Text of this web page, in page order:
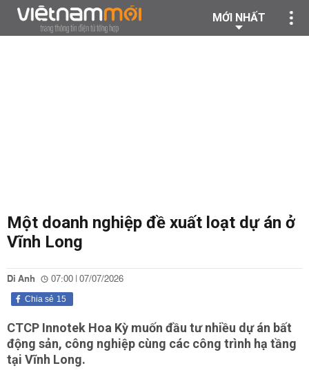
MỚI NHẤT
Một doanh nghiệp đề xuất loạt dự án ở
Vĩnh Long
Di Anh 07:00 | 07/07/2026
15
Chia sẻ
CTCP Innotek Hoa Kỳ muốn đầu tư nhiều dự án bất
động sản, công nghiệp cùng các công trình hạ tầng
tại Vĩnh Long.